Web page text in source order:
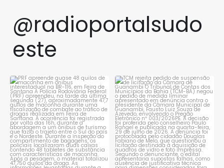
@radioportalsudo
este
PRF apreende quase 48 quilos
de maconha em ônibus...
1 0
TCM rejeita pedido de
suspensão de licitação da...
1 0